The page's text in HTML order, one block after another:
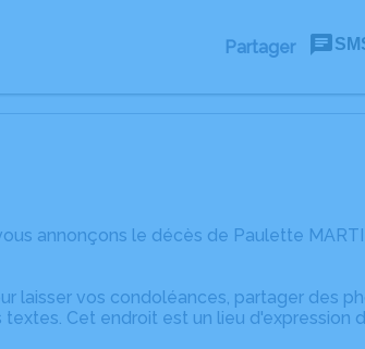
Partager
annonçons le décès de Paulette
laisser vos condoléances, partager des
Cet endroit est un lieu d'expression